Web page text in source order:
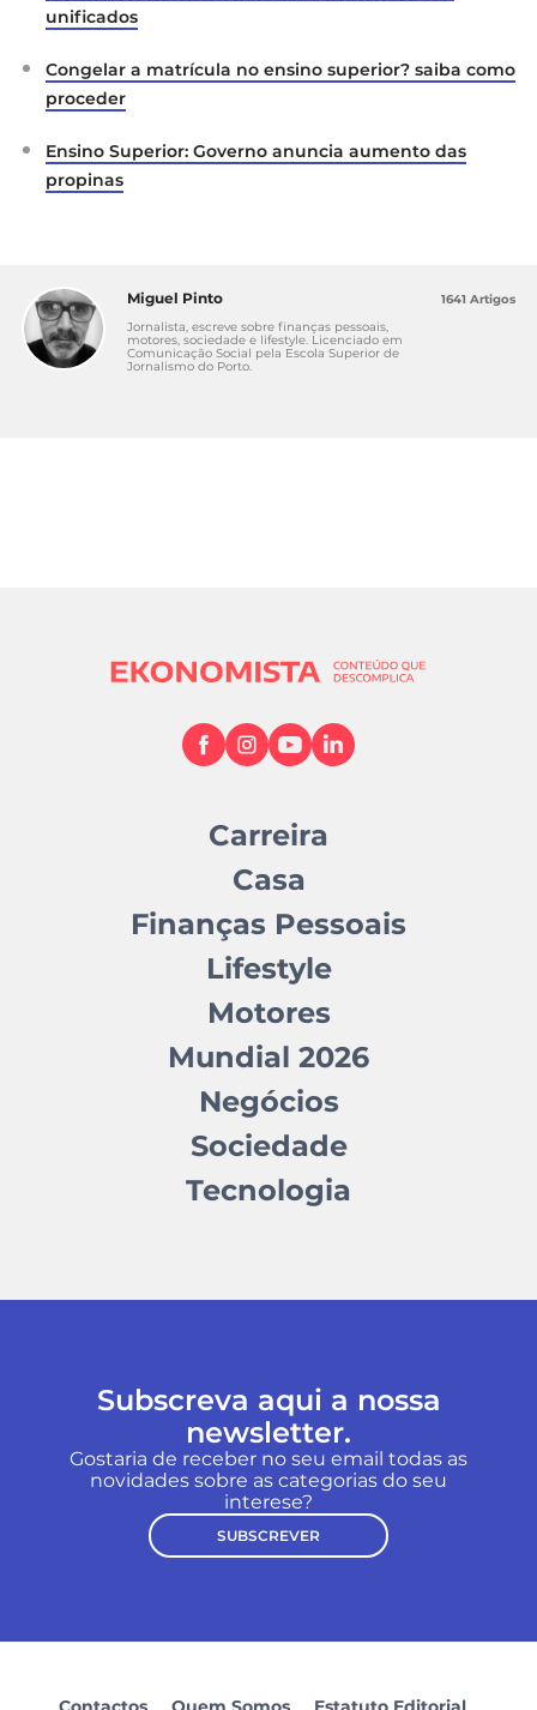
unificados
Congelar a matrícula no ensino superior? saiba como
proceder
Ensino Superior: Governo anuncia aumento das
propinas
Miguel Pinto
Jornalista, escreve sobre finanças pessoais,
motores, sociedade e lifestyle. Licenciado em
Comunicação Social pela Escola Superior de
Jornalismo do Porto.
1641 Artigos
Carreira
Casa
Finanças Pessoais
Lifestyle
Motores
Mundial 2026
Negócios
Sociedade
Tecnologia
Subscreva aqui a nossa
newsletter.
Gostaria de receber no seu email todas as
novidades sobre as categorias do seu
interese?
SUBSCREVER